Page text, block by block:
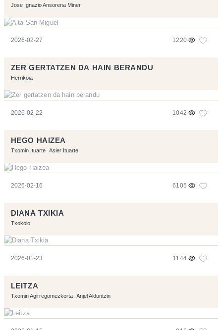
Jose Ignazio Ansorena Miner
2026-02-27 1220
ZER GERTATZEN DA HAIN BERANDU
Herrikoia
2026-02-22 1042
HEGO HAIZEA
Txomin Ituarte Asier Ituarte
2026-02-16 6105
DIANA TXIKIA
Txokolo
2026-01-23 1144
LEITZA
Txomin Agirregomezkorta Anjel Alduntzin